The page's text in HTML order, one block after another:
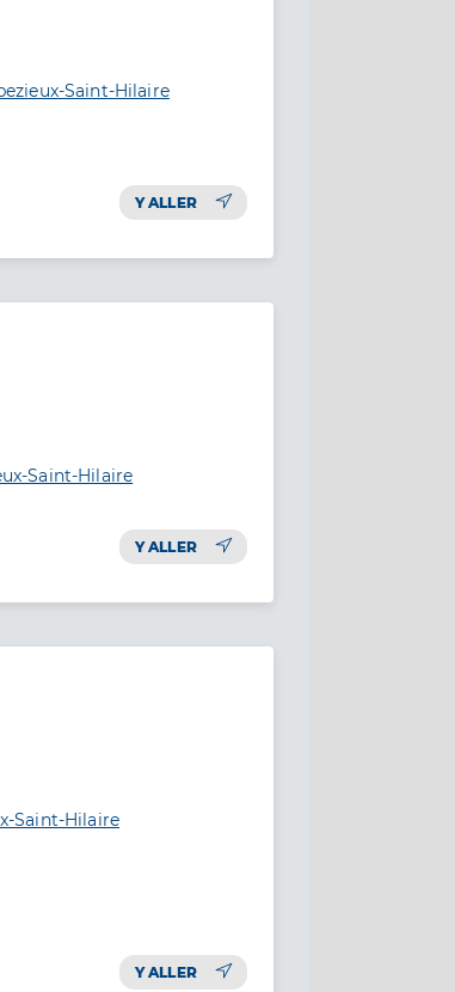
Saint-Hilaire
Y ALLER
Saint-Hilaire
Y ALLER
Saint-Hilaire
Y ALLER